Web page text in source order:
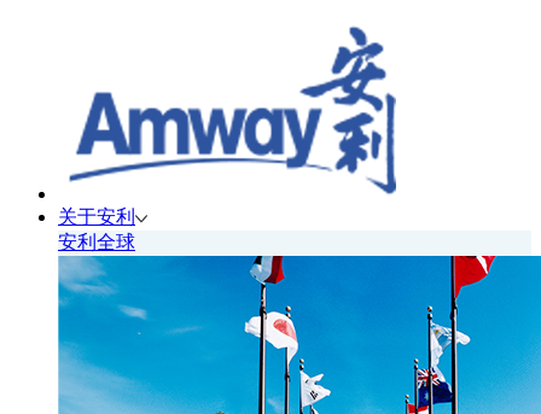
关于安利
安利全球